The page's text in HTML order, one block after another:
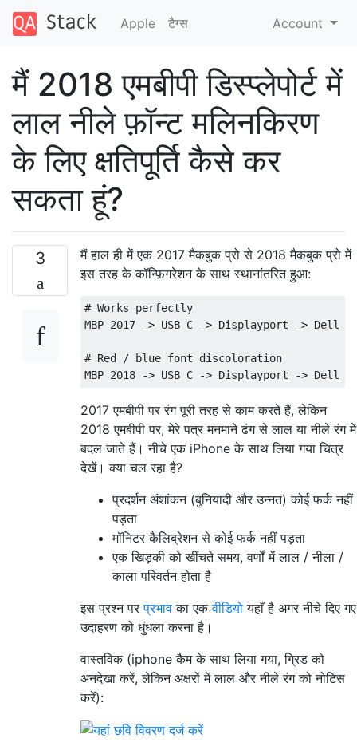
Apple टैग्‍स Account
मैं 2018 एमबीपी डिस्प्लेपोर्ट में
लाल नीले फ़ॉन्ट मलिनकिरण
के लिए क्षतिपूर्ति कैसे कर
सकता हूं?
3
मैं हाल ही में एक 2017 मैकबुक प्रो से 2018 मैकबुक प्रो में
इस तरह के कॉन्फ़िगरेशन के साथ स्थानांतरित हुआ:
# Works perfectly
MBP 2017 -> USB C -> Displayport -> Dell
# Red / blue font discoloration
2017 एमबीपी पर रंग पूरी तरह से काम करते हैं, लेकिन
2018 एमबीपी पर, मेरे पत्र मनमाने ढंग से लाल या नीले रंग में
बदल जाते हैं। नीचे एक iPhone के साथ लिया गया चित्र
देखें। क्या चल रहा है?
प्रदर्शन अंशांकन (बुनियादी और उन्नत) कोई फर्क नहीं
पड़ता
मॉनिटर कैलिब्रेशन से कोई फर्क नहीं पड़ता
एक खिड़की को खींचते समय, वर्णों में लाल / नीला /
काला परिवर्तन होता है
इस प्रश्न परप्रभाव का एकवीडियो यहाँ है अगर नीचे दिए गए
उदाहरण को धुंधला करना है।
वास्तविक (iphone कैम के साथ लिया गया, ग्रिड को
अनदेखा करें, लेकिन अक्षरों में लाल और नीले रंग को नोटिस
करें):